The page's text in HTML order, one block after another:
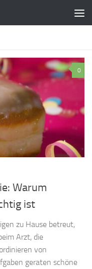
0
Warum
ist
zu Hause betreut,
Arzt, die
von
geraten schöne